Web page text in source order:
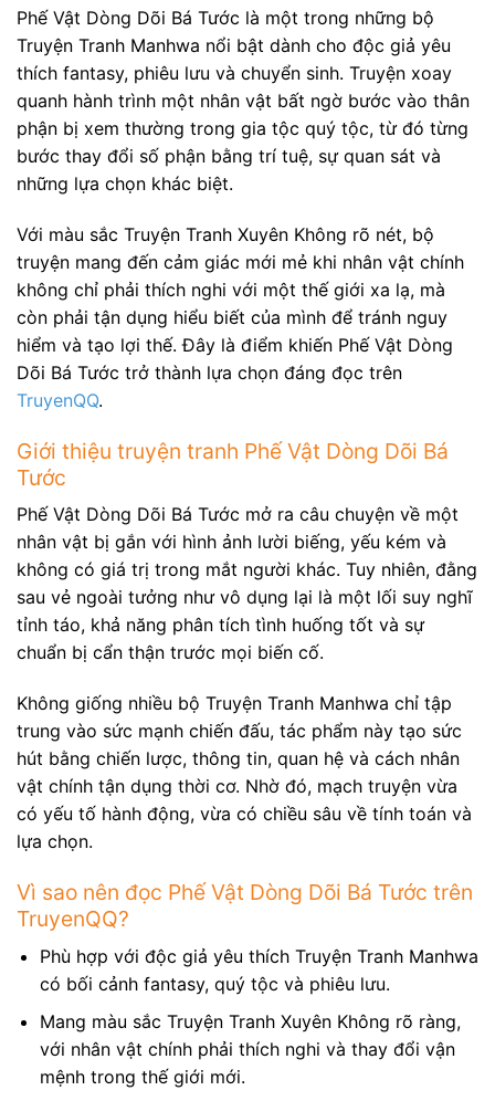
Phế Vật Dòng Dõi Bá Tước là một trong những bộ
Truyện Tranh Manhwa nổi bật dành cho độc giả yêu
thích fantasy, phiêu lưu và chuyển sinh. Truyện xoay
quanh hành trình một nhân vật bất ngờ bước vào thân
phận bị xem thường trong gia tộc quý tộc, từ đó từng
bước thay đổi số phận bằng trí tuệ, sự quan sát và
những lựa chọn khác biệt.
Với màu sắc Truyện Tranh Xuyên Không rõ nét, bộ
truyện mang đến cảm giác mới mẻ khi nhân vật chính
không chỉ phải thích nghi với một thế giới xa lạ, mà
còn phải tận dụng hiểu biết của mình để tránh nguy
hiểm và tạo lợi thế. Đây là điểm khiến Phế Vật Dòng
Dõi Bá Tước trở thành lựa chọn đáng đọc trên
TruyenQQ.
Giới thiệu truyện tranh Phế Vật Dòng Dõi Bá
Tước
Phế Vật Dòng Dõi Bá Tước mở ra câu chuyện về một
nhân vật bị gắn với hình ảnh lười biếng, yếu kém và
không có giá trị trong mắt người khác. Tuy nhiên, đằng
sau vẻ ngoài tưởng như vô dụng lại là một lối suy nghĩ
tỉnh táo, khả năng phân tích tình huống tốt và sự
chuẩn bị cẩn thận trước mọi biến cố.
Không giống nhiều bộ Truyện Tranh Manhwa chỉ tập
trung vào sức mạnh chiến đấu, tác phẩm này tạo sức
hút bằng chiến lược, thông tin, quan hệ và cách nhân
vật chính tận dụng thời cơ. Nhờ đó, mạch truyện vừa
có yếu tố hành động, vừa có chiều sâu về tính toán và
lựa chọn.
Vì sao nên đọc Phế Vật Dòng Dõi Bá Tước trên
TruyenQQ?
Phù hợp với độc giả yêu thích Truyện Tranh Manhwa
có bối cảnh fantasy, quý tộc và phiêu lưu.
Mang màu sắc Truyện Tranh Xuyên Không rõ ràng,
với nhân vật chính phải thích nghi và thay đổi vận
mệnh trong thế giới mới.